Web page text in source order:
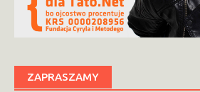
ZAPRASZAMY